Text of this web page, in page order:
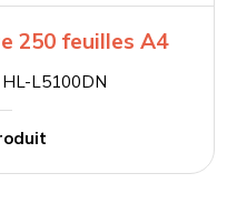
250 feuilles A4
L5100DN